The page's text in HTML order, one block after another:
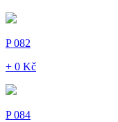
P 082
+ 0 Kč
P 084